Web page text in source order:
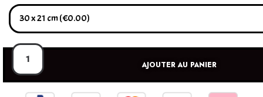
AJOUTER AU PANIER